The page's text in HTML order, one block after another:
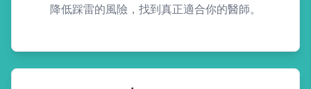
降低踩雷的風險，找到真正適合你的醫師。